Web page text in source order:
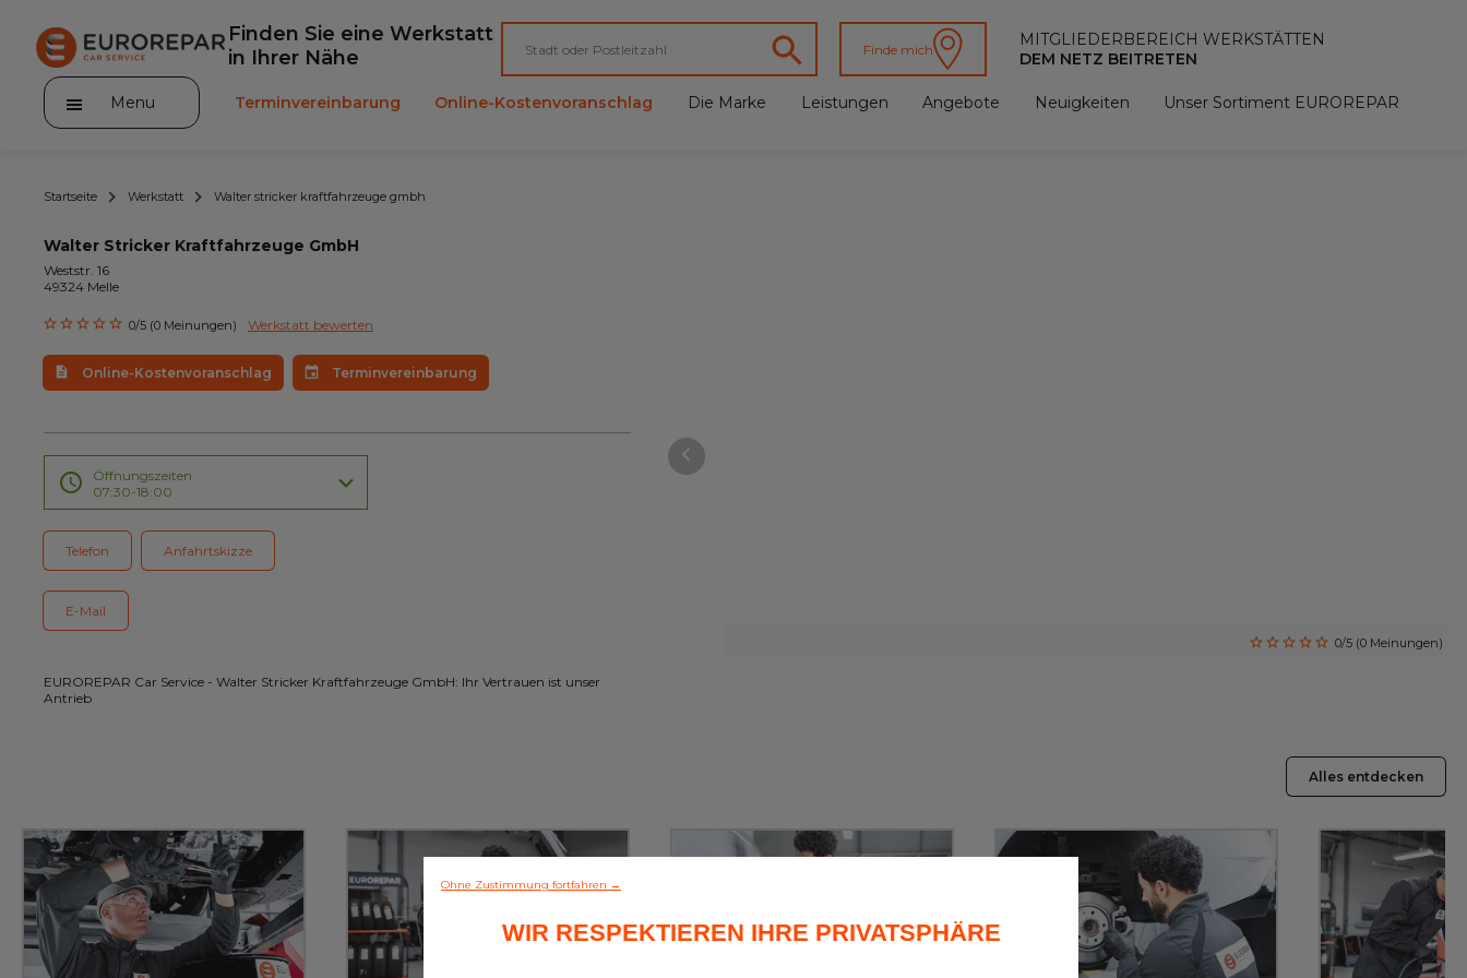
Finden Sie eine Werkstatt
in Ihrer Nähe
Finde mich
MITGLIEDERBEREICH WERKSTÄTTEN
DEM NETZ BEITRETEN
Menu
Die Marke
Leistungen
Angebote
Neuigkeiten
Unser Sortiment EUROREPAR
Terminvereinbarung Online-Kostenvoranschlag Die Marke Leistungen Angebote Neuigkeiten Unser Sortiment EUROREPAR
Startseite Werkstatt Walter stricker kraftfahrzeuge gmbh
Walter Stricker Kraftfahrzeuge GmbH
Weststr. 16
49324 Melle
0/5 (0 Meinungen) Werkstatt bewerten
Online-Kostenvoranschlag Terminvereinbarung
Öffnungszeiten
07:30-18:00
Telefon Anfahrtskizze
E-Mail
EUROREPAR Car Service - Walter Stricker Kraftfahrzeuge GmbH: Ihr Vertrauen ist unser
Antrieb
0/5 (0 Meinungen)
Alles entdecken
Ohne Zustimmung fortfahren →
WIR RESPEKTIEREN IHRE PRIVATSPHÄRE